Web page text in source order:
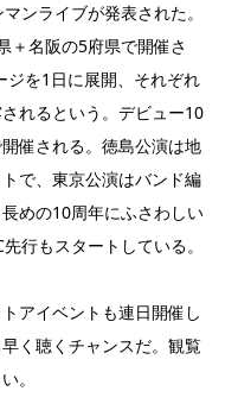
ンライブが発表された。
＋名阪の5府県で開催さ
ジを1日に展開、それぞれ
れるという。デビュー10
催される。徳島公演は地
で、東京公演はバンド編
めの10周年にふさわしい
行もスタートしている。
アイベントも連日開催し
く聴くチャンスだ。観覧
。